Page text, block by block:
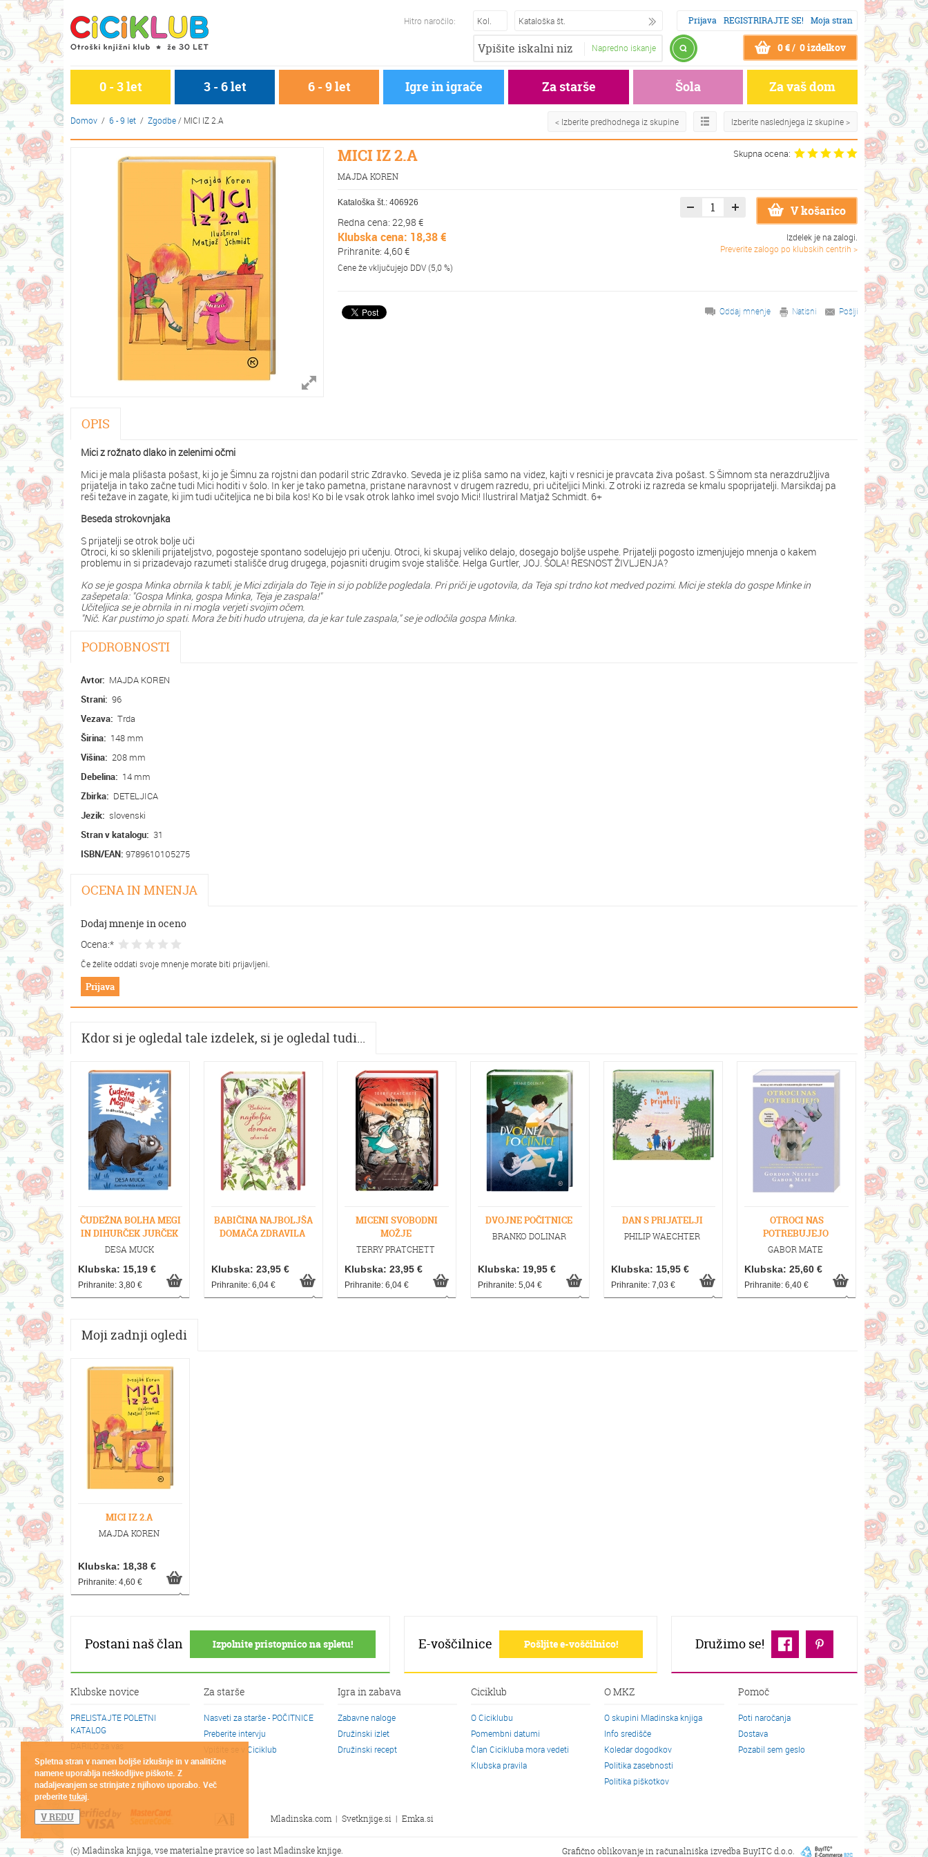
Spletna stran v namen boljše izkušnje in v analitične
namene uporablja neškodljive piškote. Z
nadaljevanjem se strinjate z njihovo uporabo. Več
preberitetukaj
V REDU
Hitro naročilo: Prijava REGISTRIRAJTE SE! Moja stran
Napredno iskanje 0 € / 0 izdelkov
0 - 3 let 3 - 6 let 6 - 9 let Igre in igrače Za starše Šola Za vaš dom
Domov / 6 - 9 let / Zgodbe/ MICI IZ 2.A < Izberite predhodnega iz skupine Izberite naslednjega iz skupine >
MICI IZ 2.A Skupna ocena:
MAJDA KOREN
Kataloška št.:406926
Redna cena: 22,98 €
Klubska cena: 18,38 €
Prihranite: 4,60 €
Cene že vključujejo DDV (5,0 %)
V košarico
Izdelek je na zalogi.
Preverite zalogo po klubskih centrih >
Oddaj mnenje Natisni Pošlji
OPIS
Mici z rožnato dlako in zelenimi očmi
Mici je mala plišasta pošast, ki jo je Šimnu za rojstni dan podaril stric Zdravko. Seveda je iz pliša samo na videz, kajti v resnici je pravcata živa pošast. S Šimnom sta nerazdružljiva
prijatelja in tako začne tudi Mici hoditi v šolo. In ker je tako pametna, pristane naravnost v drugem razredu, pri učiteljici Minki. Z otroki iz razreda se kmalu spoprijatelji. Marsikdaj pa
reši težave in zagate, ki jim tudi učiteljica ne bi bila kos! Ko bi le vsak otrok lahko imel svojo Mici! Ilustriral Matjaž Schmidt. 6+
Beseda strokovnjaka
S prijatelji se otrok bolje uči
Otroci, ki so sklenili prijateljstvo, pogosteje spontano sodelujejo pri učenju. Otroci, ki skupaj veliko delajo, dosegajo boljše uspehe. Prijatelji pogosto izmenjujejo mnenja o kakem
problemu in si prizadevajo razumeti stališče drug drugega, pojasniti drugim svoje stališče. Helga Gurtler, JOJ. ŠOLA! RESNOST ŽIVLJENJA?
Ko se je gospa Minka obrnila k tabli, je Mici zdirjala do Teje in si jo pobliže pogledala. Pri priči je ugotovila, da Teja spi trdno kot medved pozimi. Mici je stekla do gospe Minke in
zašepetala: "Gospa Minka, gospa Minka, Teja je zaspala!"
Učiteljica se je obrnila in ni mogla verjeti svojim očem.
"Nič. Kar pustimo jo spati. Mora že biti hudo utrujena, da je kar tule zaspala," se je odločila gospa Minka.
PODROBNOSTI
Avtor: MAJDA KOREN
Strani: 96
Vezava: Trda
Širina: 148 mm
Višina: 208 mm
Debelina: 14 mm
Zbirka: DETELJICA
Jezik: slovenski
Stran v katalogu: 31
ISBN/EAN: 9789610105275
OCENA IN MNENJA
Dodaj mnenje in oceno
Ocena:*
Če želite oddati svoje mnenje morate biti prijavljeni.
Prijava
Kdor si je ogledal tale izdelek, si je ogledal tudi...
ČUDEŽNA BOLHA MEGI
IN DIHURČEK JURČEK
DESA MUCK
Klubska: 15,19 €
Prihranite: 3,80 €
BABIČINA NAJBOLJŠA
DOMAČA ZDRAVILA
Klubska: 23,95 €
Prihranite: 6,04 €
MICENI SVOBODNI
MOŽJE
TERRY PRATCHETT
Klubska: 23,95 €
Prihranite: 6,04 €
DVOJNE POČITNICE
BRANKO DOLINAR
Klubska: 19,95 €
Prihranite: 5,04 €
DAN S PRIJATELJI
PHILIP WAECHTER
Klubska: 15,95 €
Prihranite: 7,03 €
OTROCI NAS
POTREBUJEJO
GABOR MATE
Klubska: 25,60 €
Prihranite: 6,40 €
Moji zadnji ogledi
MICI IZ 2.A
MAJDA KOREN
Klubska: 18,38 €
Prihranite: 4,60 €
Postani naš član Izpolnite pristopnico na spletu! E-voščilnice Pošljite e-voščilnico! Družimo se!
Klubske novice
PRELISTAJTE POLETNI
KATALOG
DARILO za vas
Cicikotički
Za starše
Nasveti za starše - POČITNICE
Preberite intervju
Vpišite se v Ciciklub
Igra in zabava
Zabavne naloge
Družinski izlet
Družinski recept
Ciciklub
O Ciciklubu
Pomembni datumi
Član Cicikluba mora vedeti
Klubska pravila
O MKZ
O skupini Mladinska knjiga
Info središče
Koledar dogodkov
Politika zasebnosti
Politika piškotkov
Pomoč
Poti naročanja
Dostava
Pozabil sem geslo
Mladinska.com| Svetknjige.si | Emka.si
(c) Mladinska knjiga, vse materialne pravice so last Mladinske knjige. Grafično oblikovanje in računalniška izvedbaBuyITC d.o.o.